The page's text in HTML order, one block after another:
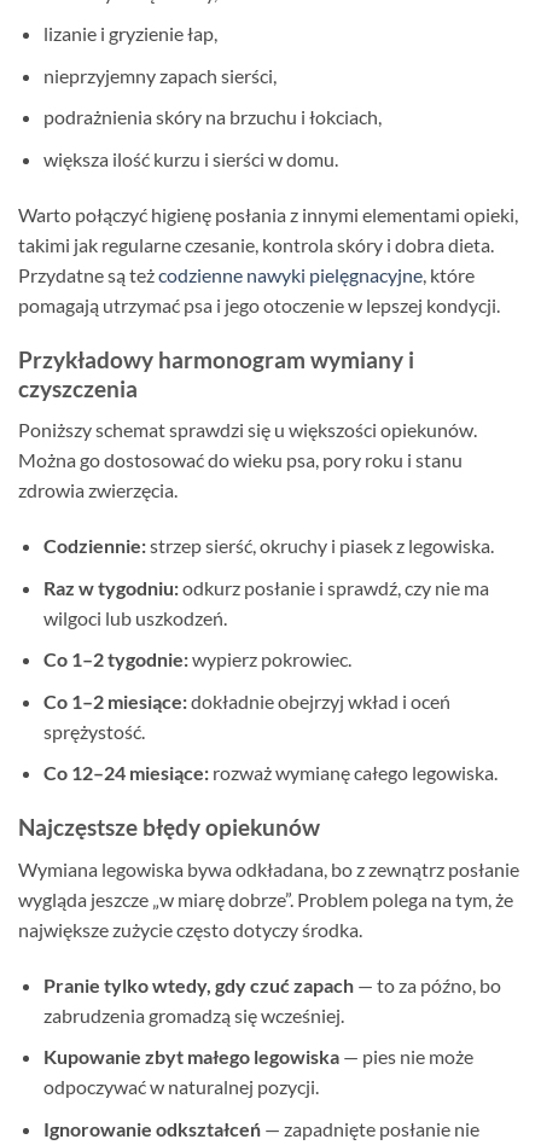
lizanie i gryzienie łap,
nieprzyjemny zapach sierści,
podrażnienia skóry na brzuchu i łokciach,
większa ilość kurzu i sierści w domu.
Warto połączyć higienę posłania z innymi elementami opieki,
takimi jak regularne czesanie, kontrola skóry i dobra dieta.
Przydatne są teżcodzienne nawyki pielęgnacyjne, które
pomagają utrzymać psa i jego otoczenie w lepszej kondycji.
Przykładowy harmonogram wymiany i
czyszczenia
Poniższy schemat sprawdzi się u większości opiekunów.
Można go dostosować do wieku psa, pory roku i stanu
zdrowia zwierzęcia.
Codziennie:strzep sierść, okruchy i piasek z legowiska.
Raz w tygodniu:odkurz posłanie i sprawdź, czy nie ma
wilgoci lub uszkodzeń.
Co 1–2 tygodnie:wypierz pokrowiec.
Co 1–2 miesiące:dokładnie obejrzyj wkład i oceń
sprężystość.
Co 12–24 miesiące:rozważ wymianę całego legowiska.
Najczęstsze błędy opiekunów
Wymiana legowiska bywa odkładana, bo z zewnątrz posłanie
wygląda jeszcze „w miarę dobrze”. Problem polega na tym, że
największe zużycie często dotyczy środka.
Pranie tylko wtedy, gdy czuć zapach— to za późno, bo
zabrudzenia gromadzą się wcześniej.
Kupowanie zbyt małego legowiska— pies nie może
odpoczywać w naturalnej pozycji.
Ignorowanie odkształceń— zapadnięte posłanie nie